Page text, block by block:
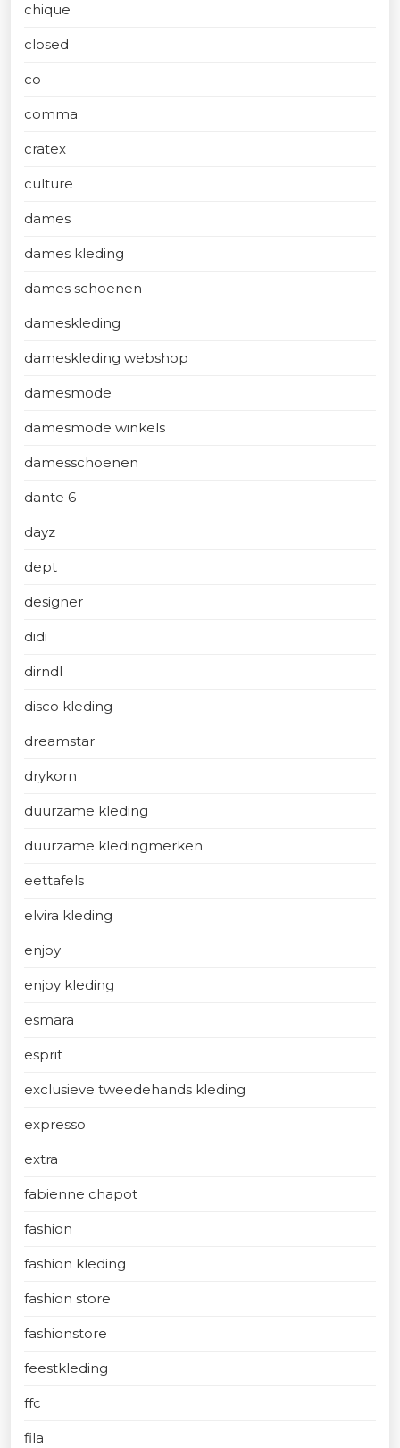
chique
closed
co
comma
cratex
culture
dames
dames kleding
dames schoenen
dameskleding
dameskleding webshop
damesmode
damesmode winkels
damesschoenen
dante 6
dayz
dept
designer
didi
dirndl
disco kleding
dreamstar
drykorn
duurzame kleding
duurzame kledingmerken
eettafels
elvira kleding
enjoy
enjoy kleding
esmara
esprit
exclusieve tweedehands kleding
expresso
extra
fabienne chapot
fashion
fashion kleding
fashion store
fashionstore
feestkleding
ffc
fila